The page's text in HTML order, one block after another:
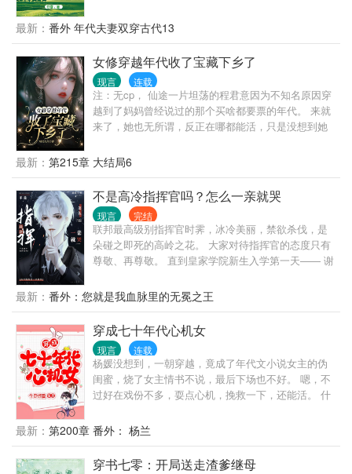
走！ 妈妈和祖父留下来的遗产，都是她的，渣爹后妈
想都不要想！离开前把家底全搬空！ 前世继妹让她顶
替下乡，这次她先下手给继妹报名下乡！ 她和渣爹后
妈斗智斗勇，谁知中途来了个高冷帅军官。 “你好，我
是你未婚夫，来和你结婚的。” …… 霍念平从军七
载，性格冷漠，是草原上的高冷之花，霍家人为他的
婚事操碎了心。 直到有天霍家收到了一封信，自称和
霍念平有婚约，霍家人决定死马当活马医，让霍念平
不结婚是因为他有读心异能，知道的越多就对人心越
绝望。 他没有结婚的想法，直到遇见他未曾谋面的未
婚妻。 真香定律可能会迟到，但永远都不会缺席！
最新： 番外 年代夫妻双穿古代13
女修穿越年代收了宝藏下乡了
现言 连载
注：无cp， 仙途一片坦荡的程君意因为不知名原因穿
越到了妈妈曾经说过的那个买啥都要票的年代。 来就
来了，她也无所谓，反正在哪都能活，只是没想到她
不得不下乡，也无所谓了，下乡也好城里也罢，都能
活。 临下乡前，她将原主家附近的宝藏收刮的干干净
净。 等下了乡，她才发现她成了家主，一个村子都是
她的人。 还奇葩的遇到了个重生女，从她脑海里，她
又知道了即将有个堂姐要从港城归来，目的就是程家
的宝藏，和毁灭整个程家。 开玩笑勒，进了自个口袋
的东西怎么可能会给出去，想毁程家更别想了，因为
我现在是家主。
最新： 第215章 大结局6
不是高冷指挥官吗？怎么一亲就哭
现言 完结
联邦最高级别指挥官时霁，冰冷美丽，禁欲杀伐，是
朵碰之即死的高岭之花。 大家对待指挥官的态度只有
尊敬、再尊敬。 直到皇家学院新生入学第一天—— 谢
挑的让人挪不开眼： “指挥官，您还记得我吗？” “在上
周医院门口马路边的花园，花园里有一片秃了的草，
您就蹲在草里红着眼眶嗦手指尖尖……” “啊，那可怜
见的，我还给您递了纸和草莓牛奶呢！” “………” 现场
一片死寂。 指挥官一言不发，面色冰冷的睨着他。 谢
灼福至心灵，恭敬的九十度弯腰：“……对叭起。是我
认错人了。” …… 出生在ABO性别的第八星系，时霁
在某天迎来了二次分化。 战无不胜的指挥官本以为自
单上的Omega，平静将单子扔到垃圾桶里。 他不需要
Alpha，他想。 *清冷禁欲美人指挥官×骚话连篇银毛狼
狗
最新： 番外：您就是我血脉里的无冕之王
穿成七十年代心机女
现言 连载
杨媛没想到，一朝穿越，竟成了年代文小说女主的伪
闺蜜，烧了女主情书不说，最后下场也不好。 嗯，不
过好在戏份不多，耍点心机，挽救一下，还能活。 什
逸恶劳，占点便宜怎么了，耍心眼怎么了，长心眼儿
不就是让耍的？ 不下乡，不去黑市，女主精致利己，
不完美。男主出场晚。
最新： 第200章 番外： 杨兰
穿书七零：开局送走渣爹继母